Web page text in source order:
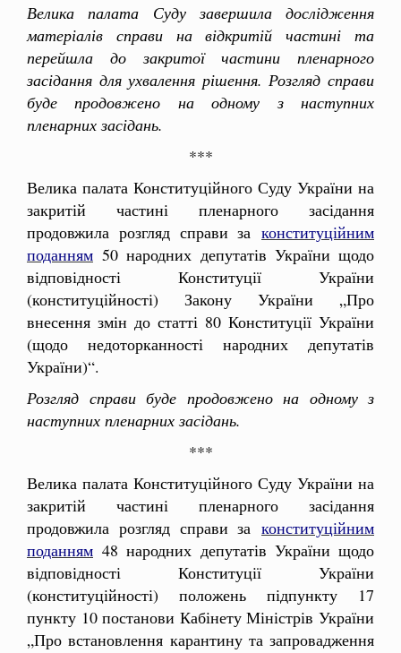
Велика палата Суду завершила дослідження
матеріалів справи на відкритій частині та
перейшла до закритої частини пленарного
засідання для ухвалення рішення. Розгляд справи
буде продовжено на одному з наступних
пленарних засідань.
***
Велика палата Конституційного Суду України на
закритій частині пленарного засідання
продовжила розгляд справи за конституційним
поданням 50 народних депутатів України щодо
відповідності Конституції України
(конституційності) Закону України „Про
внесення змін до статті 80 Конституції України
(щодо недоторканності народних депутатів
України)“.
Розгляд справи буде продовжено на одному з
наступних пленарних засідань.
***
Велика палата Конституційного Суду України на
закритій частині пленарного засідання
продовжила розгляд справи за конституційним
поданням 48 народних депутатів України щодо
відповідності Конституції України
(конституційності) положень підпункту 17
пункту 10 постанови Кабінету Міністрів України
„Про встановлення карантину та запровадження